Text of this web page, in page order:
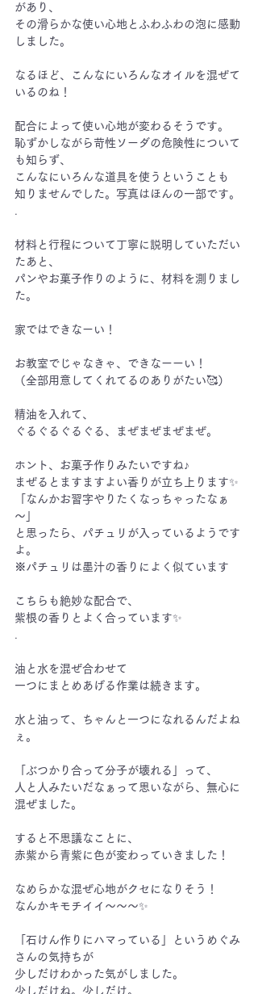
があり、
その滑らかな使い心地とふわふわの泡に感動
しました。
なるほど、こんなにいろんなオイルを混ぜて
いるのね！
配合によって使い心地が変わるそうです。
恥ずかしながら苛性ソーダの危険性について
も知らず、
こんなにいろんな道具を使うということも
知りませんでした。写真はほんの一部です。
材料と行程について丁寧に説明していただい
たあと、
パンやお菓子作りのように、材料を測りまし
た。
家ではできなーい！
お教室でじゃなきゃ、できなーーい！
（全部用意してくれてるのありがたい🥰）
精油を入れて、
ぐるぐるぐるぐる、まぜまぜまぜまぜ。
ホント、お菓子作りみたいですね♪
まぜるとますますよい香りが立ち上ります✨
「なんかお習字やりたくなっちゃったなぁ
～」
と思ったら、パチュリが入っているようです
よ。
※パチュリは墨汁の香りによく似ています
こちらも絶妙な配合で、
紫根の香りとよく合っています✨
油と水を混ぜ合わせて
一つにまとめあげる作業は続きます。
水と油って、ちゃんと一つになれるんだよね
ぇ。
「ぶつかり合って分子が壊れる」って、
人と人みたいだなぁって思いながら、無心に
混ぜました。
すると不思議なことに、
赤紫から青紫に色が変わっていきました！
なめらかな混ぜ心地がクセになりそう！
なんかキモチイイ～～～✨
「石けん作りにハマっている」というめぐみ
さんの気持ちが
少しだけわかった気がしました。
少しだけね。少しだけ。